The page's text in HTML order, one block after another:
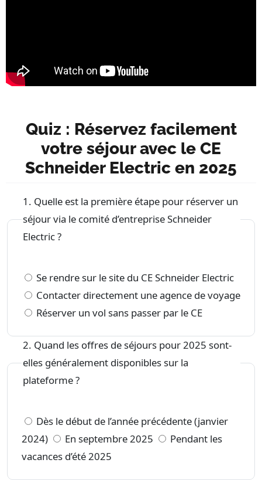
Quiz : Réservez facilement
votre séjour avec le CE
Schneider Electric en 2025
1. Quelle est la première étape pour réserver un
séjour via le comité d’entreprise Schneider
Electric ?
Se rendre sur le site du CE Schneider Electric
Contacter directement une agence de voyage
Réserver un vol sans passer par le CE
2. Quand les offres de séjours pour 2025 sont-
elles généralement disponibles sur la
plateforme ?
Dès le début de l’année précédente (janvier
2024)
En septembre 2025
Pendant les
vacances d’été 2025